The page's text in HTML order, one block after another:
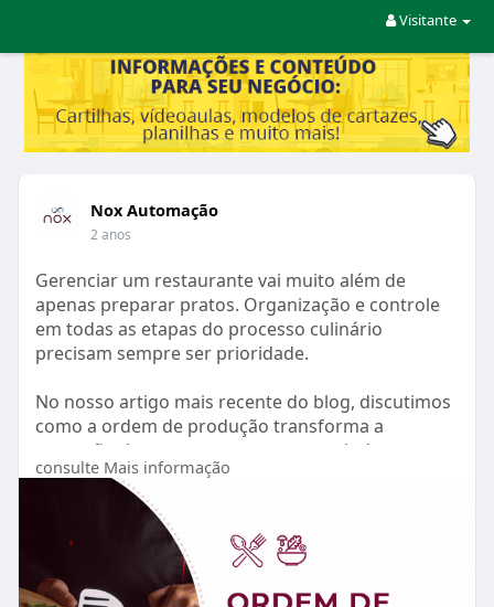
Visitante
Nox Automação
2 anos
Gerenciar um restaurante vai muito além de
apenas preparar pratos. Organização e controle
em todas as etapas do processo culinário
precisam sempre ser prioridade.
No nosso artigo mais recente do blog, discutimos
como a ordem de produção transforma a
operação do seu restaurante, garantindo uma
experiência excepcional e eficiente para os seus
Confira alguns dos benefícios que a ordem de
produção traz para o seu negócio:
consulte Mais informação